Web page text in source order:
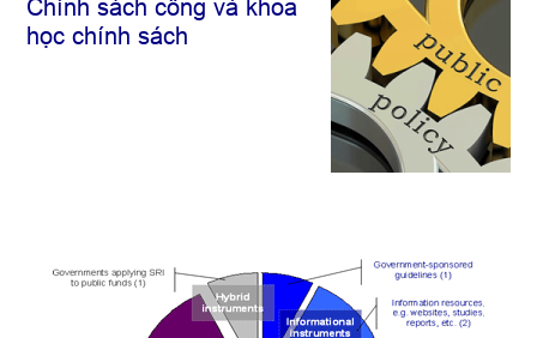
Chính sách công và khoa
học chính sách